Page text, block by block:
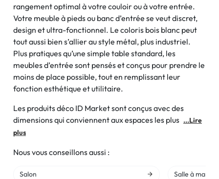
rangement optimal à votre couloir ou à votre entrée.
Votre meuble à pieds ou banc d’entrée se veut discret,
design et ultra-fonctionnel. Le coloris bois blanc peut
tout aussi bien s’allier au style métal, plus industriel.
Plus pratiques qu’une simple table standard, les
meubles d’entrée sont pensés et conçus pour prendre le
moins de place possible, tout en remplissant leur
fonction esthétique et utilitaire.
Les produits déco ID Market sont conçus avec des
dimensions qui conviennent aux espaces les plus ...Lire
plus
Nous vous conseillons aussi :
Salon Salle à